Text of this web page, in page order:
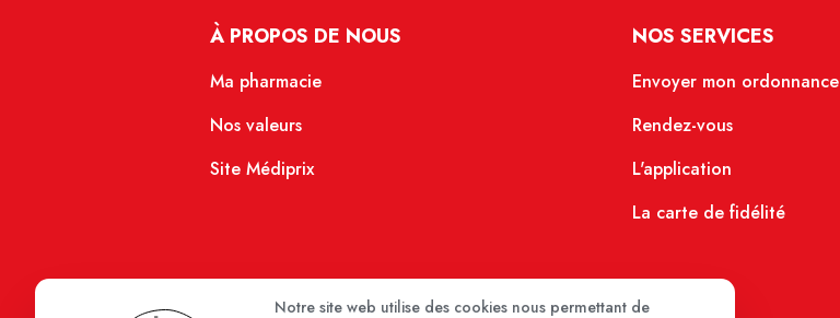
À PROPOS DE NOUS
Ma pharmacie
Nos valeurs
Site Médiprix
NOS SERVICES
Envoyer mon ordonnance
Rendez-vous
L'application
La carte de fidélité
Notre site web utilise des cookies nous permettant de